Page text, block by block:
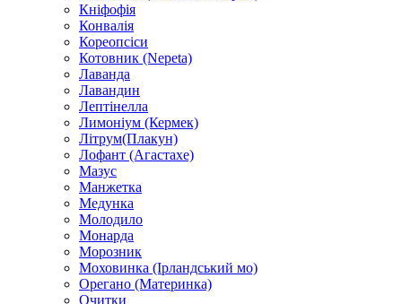
Кніфофія
Конвалія
Кореопсіси
Котовник (Nepeta)
Лаванда
Лавандин
Лептінелла
Лимоніум (Кермек)
Літрум(Плакун)
Лофант (Агастахе)
Мазус
Манжетка
Медунка
Молодило
Монарда
Морозник
Моховинка (Ірландський мо)
Орегано (Материнка)
Очитки